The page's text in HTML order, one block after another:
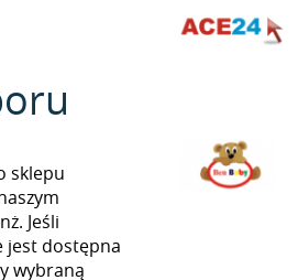
sklepu
Jeśli
jest dostępna
wybraną